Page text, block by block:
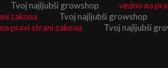
Tvoj najljubši growshop vedno na
zakona Tvoj najljubši growshop
pravi strani zakona Tvoj najljubši